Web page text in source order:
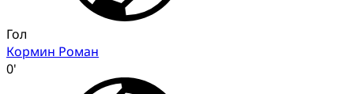
Гол
Кормин Роман
0'